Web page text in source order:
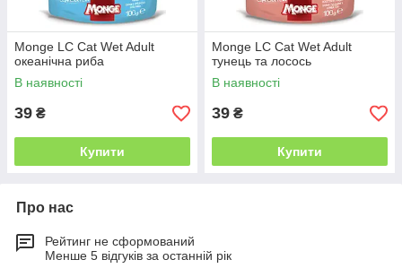
Monge LC Cat Wet Adult
океанічна риба
В наявності
39 ₴
Купити
Monge LC Cat Wet Adult
тунець та лосось
В наявності
39 ₴
Купити
Про нас
Рейтинг не сформований
Менше 5 відгуків за останній рік